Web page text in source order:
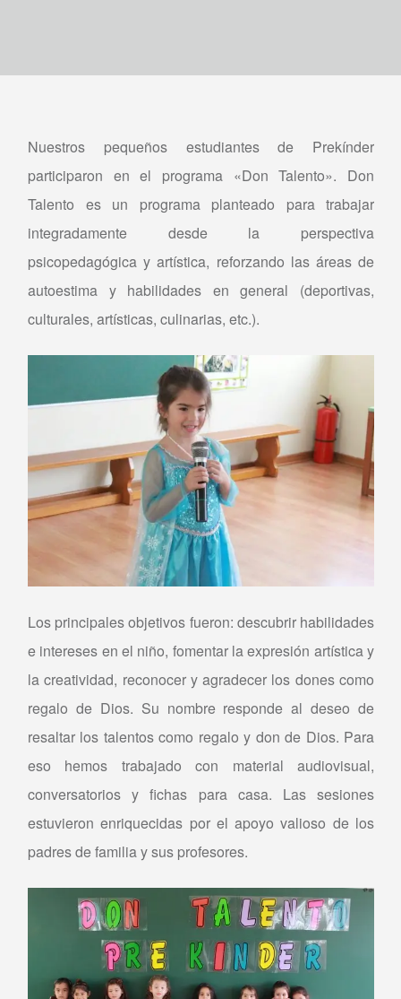
Nuestros pequeños estudiantes de Prekínder
participaron en el programa «Don Talento». Don
Talento es un programa planteado para trabajar
integradamente desde la perspectiva
psicopedagógica y artística, reforzando las áreas de
autoestima y habilidades en general (deportivas,
culturales, artísticas, culinarias, etc.).
Los principales objetivos fueron: descubrir habilidades
e intereses en el niño, fomentar la expresión artística y
la creatividad, reconocer y agradecer los dones como
regalo de Dios. Su nombre responde al deseo de
resaltar los talentos como regalo y don de Dios. Para
eso hemos trabajado con material audiovisual,
conversatorios y fichas para casa. Las sesiones
estuvieron enriquecidas por el apoyo valioso de los
padres de familia y sus profesores.